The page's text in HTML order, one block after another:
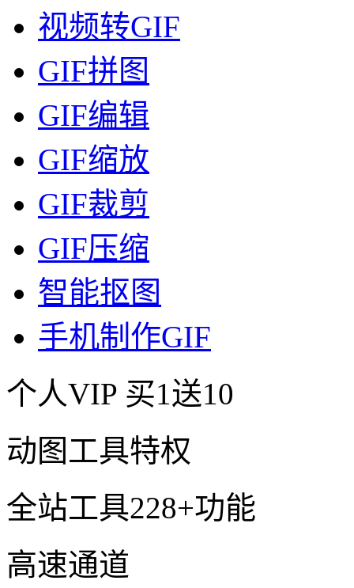
视频转GIF
GIF拼图
GIF编辑
GIF缩放
GIF裁剪
GIF压缩
智能抠图
手机制作GIF
个人VIP 买1送10
动图工具特权
全站工具228+功能
高速通道